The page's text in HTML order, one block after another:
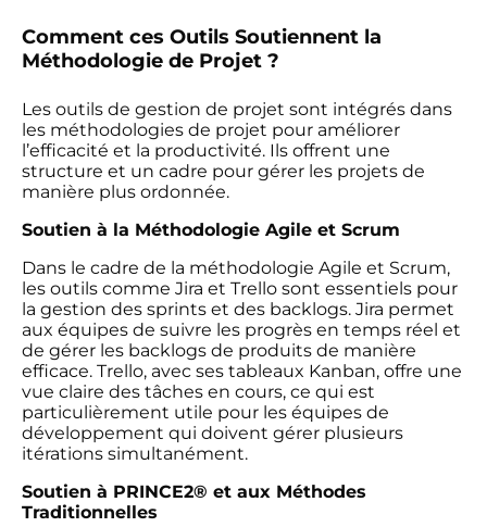
Comment ces Outils Soutiennent la
Méthodologie de Projet ?
Les outils de gestion de projet sont intégrés dans
les méthodologies de projet pour améliorer
l’efficacité et la productivité. Ils offrent une
structure et un cadre pour gérer les projets de
manière plus ordonnée.
Soutien à la Méthodologie Agile et Scrum
Dans le cadre de la méthodologie Agile et Scrum,
les outils comme Jira et Trello sont essentiels pour
la gestion des sprints et des backlogs. Jira permet
aux équipes de suivre les progrès en temps réel et
de gérer les backlogs de produits de manière
efficace. Trello, avec ses tableaux Kanban, offre une
vue claire des tâches en cours, ce qui est
particulièrement utile pour les équipes de
développement qui doivent gérer plusieurs
itérations simultanément.
Soutien à PRINCE2® et aux Méthodes
Traditionnelles